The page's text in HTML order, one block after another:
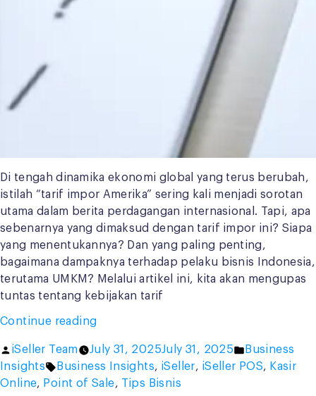
Di tengah dinamika ekonomi global yang terus berubah,
istilah “tarif impor Amerika” sering kali menjadi sorotan
utama dalam berita perdagangan internasional. Tapi, apa
sebenarnya yang dimaksud dengan tarif impor ini? Siapa
yang menentukannya? Dan yang paling penting,
bagaimana dampaknya terhadap pelaku bisnis Indonesia,
terutama UMKM? Melalui artikel ini, kita akan mengupas
tuntas tentang kebijakan tarif
Continue reading“Strategi
Tarif
Impor
Amerika
Posted
by
iSeller Team July 31, 2025July 31, 2025
Posted
in
Business
Insights
Tags:
Business Insights, iSeller, iSeller POS, Kasir
Online, Point of Sale, Tips Bisnis